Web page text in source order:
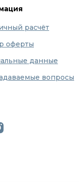
расчёт
оферты
данные
вопросы